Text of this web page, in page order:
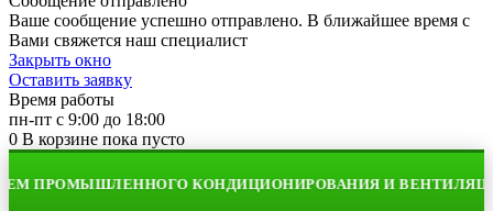
Ваше сообщение успешно отправлено. В ближайшее время с
Вами свяжется наш специалист
Закрыть окно
Оставить заявку
Время работы
пн-пт с 9:00 до 18:00
0 В корзине пока пусто
КОНДИЦИОНИРОВАНИЯ И ВЕНТИЛЯЦИИ